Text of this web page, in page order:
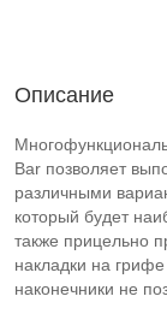
Описание
Bar позволяет
различными
который будет
также прицельно
накладки на
наконечники не